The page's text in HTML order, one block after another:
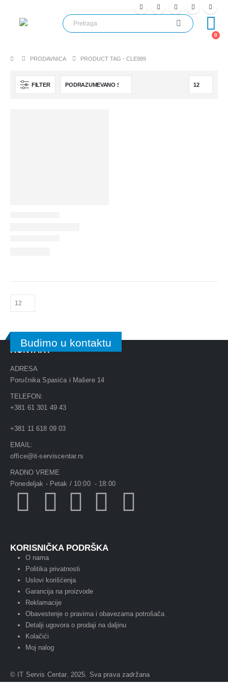
0
PRODAVNICA PRODUCT TAG -CLE989
FILTER
Budimo u kontaktu
KONTAKT
ADRESA
Poručnika Spasića i Mašere 14
TELEFON:
+381 61 301 49 43
+381 11 618 09 03
EMAIL:
office@it-serviscentar.rs
RADNO VREME
Ponedeljak - Petak / 10:00 - 18:00
KORISNIČKA PODRŠKA
O nama
Politika privatnosti
Uslovi korišćenja
Garancija na proizvode
Reklamacije
Obavestenje o pravima i obavezama potrošača
Detalji ugovora o prodaji na daljinu
Kolačići
Moj nalog
© IT Servis Centar. 2025. Sva prava zadržana